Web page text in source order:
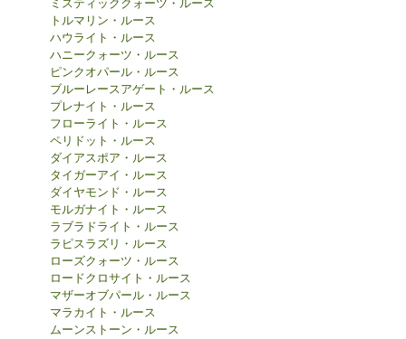
ミスティッククォーツ・ルース
トルマリン・ルース
ハウライト・ルース
ハニークォーツ・ルース
ピンクオパール・ルース
ブルーレースアゲート・ルース
プレナイト・ルース
フローライト・ルース
ペリドット・ルース
ダイアスポア・ルース
タイガーアイ・ルース
ダイヤモンド・ルース
モルガナイト・ルース
ラブラドライト・ルース
ラピスラズリ・ルース
ローズクォーツ・ルース
ロードクロサイト・ルース
マザーオブパール・ルース
マラカイト・ルース
ムーンストーン・ルース